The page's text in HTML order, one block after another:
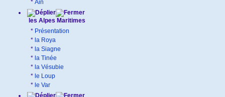
* Ain
les Alpes Maritimes
* Présentation
* la Roya
* la Siagne
* la Tinée
* la Vésubie
* le Loup
* le Var